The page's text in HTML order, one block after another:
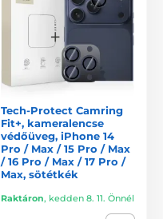
Tech-Protect Camring
Fit+, kameralencse
védőüveg, iPhone 14
Pro / Max / 15 Pro / Max
/ 16 Pro / Max / 17 Pro /
Max, sötétkék
Raktáron, kedden 8. 11. Önnél